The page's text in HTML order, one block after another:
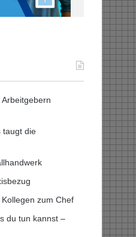
taugt die
zum Chef
du tun kannst –